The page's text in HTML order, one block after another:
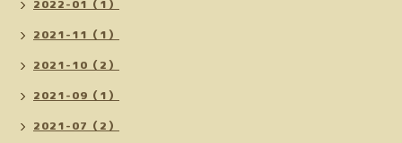
2022-01（1）
2021-11（1）
2021-10（2）
2021-09（1）
2021-07（2）